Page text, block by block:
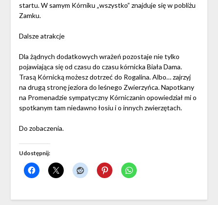
startu. W samym Kórniku „wszystko” znajduje się w pobliżu
Zamku.
Dalsze atrakcje
Dla żądnych dodatkowych wrażeń pozostaje nie tylko
pojawiająca się od czasu do czasu kórnicka Biała Dama.
Trasą Kórnicką możesz dotrzeć do Rogalina. Albo… zajrzyj
na drugą stronę jeziora do leśnego Zwierzyńca. Napotkany
na Promenadzie sympatyczny Kórniczanin opowiedział mi o
spotkanym tam niedawno łosiu i o innych zwierzętach.
Do zobaczenia.
Udostępnij: